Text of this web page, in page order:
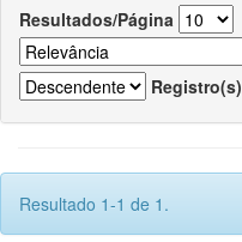
Resultados/Página
Registro(s)
Resultado 1-1 de 1.